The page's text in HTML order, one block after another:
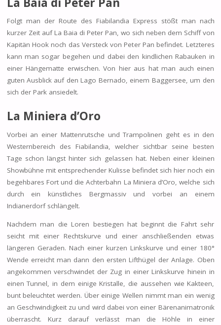
Folgt man der Route des Fiabilandia Express stößt man nach
kurzer Zeit auf La Baia di Peter Pan, wo sich neben dem Schiff von
Kapitän Hook noch das Versteck von Peter Pan befindet. Letzteres
kann man sogar begehen und dabei den kindlichen Rabauken in
einer Hängematte erwischen. Von hier aus hat man auch einen
guten Ausblick auf den Lago Bernado, einem Baggersee, um den
sich der Park ansiedelt.
La Miniera d’Oro
Vorbei an einer Mattenrutsche und Trampolinen geht es in den
Westernbereich des Fiabilandia, welcher sichtbar seine besten
Tage schon längst hinter sich gelassen hat. Neben einer kleinen
Showbühne mit entsprechender Kulisse befindet sich hier noch ein
begehbares Fort und die Achterbahn La Miniera d’Oro, welche sich
durch ein künstliches Bergmassiv und vorbei an einem
Indianerdorf schlängelt.
Nachdem man die Loren bestiegen hat beginnt die Fahrt sehr
seicht mit einer Rechtskurve und einer anschließenden etwas
längeren Geraden. Nach einer kurzen Linkskurve und einer 180°
Wende erreicht man dann den ersten Lifthügel der Anlage. Oben
angekommen verschwindet der Zug in einer Linkskurve hinein in
einen Tunnel, in dem einige Kristalle, die aussehen wie Kakteen,
bunt beleuchtet werden. Über einige Wellen nimmt man ein wenig
an Geschwindigkeit zu und wird dabei von einer Bärenanimatronik
überrascht. Kurz darauf verlässt man die Höhle in einer